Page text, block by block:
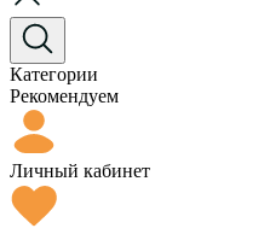
Категории
Рекомендуем
Личный кабинет